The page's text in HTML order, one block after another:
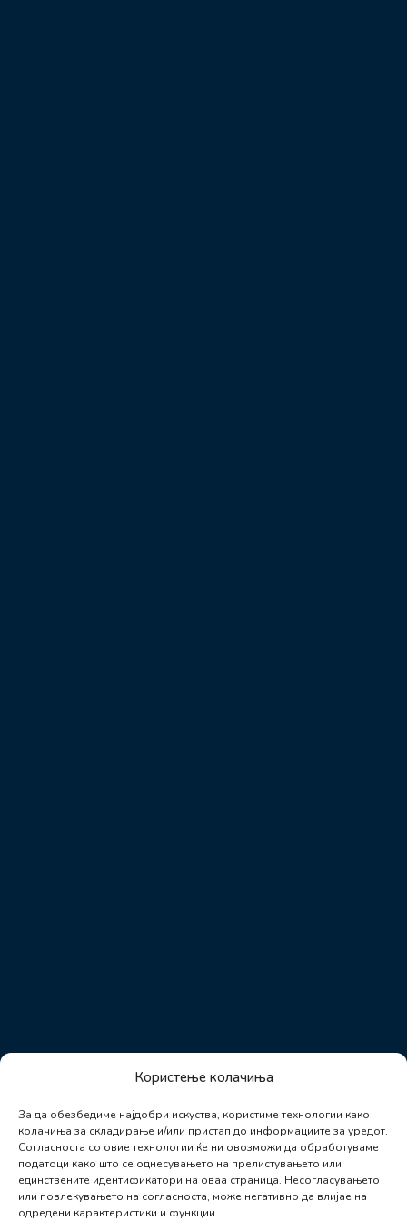
Користење колачиња
За да обезбедиме најдобри искуства, користиме технологии како
колачиња за складирање и/или пристап до информациите за уредот.
Согласноста со овие технологии ќе ни овозможи да обработуваме
податоци како што се однесувањето на прелистувањето или
единствените идентификатори на оваа страница. Несогласувањето
или повлекувањето на согласноста, може негативно да влијае на
одредени карактеристики и функции.